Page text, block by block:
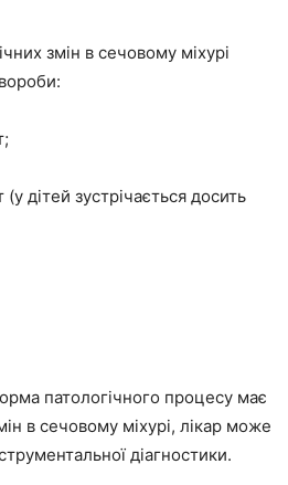
змін в сечовому міхурі
дітей зустрічається досить
патологічного процесу має
в сечовому міхурі, лікар може
діагностики.